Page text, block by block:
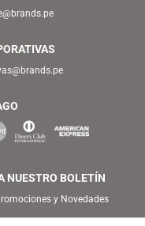
NUESTRO BOLETÍN
y Novedades